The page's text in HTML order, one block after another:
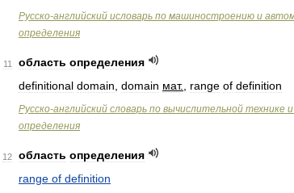
Русско-английский исловарь по машиностроению и
определения
11 область определения
definitional domain domain мат. range of definition
Русско-английский словарь по вычислительной технике и
определения
12 область определения
range of definition